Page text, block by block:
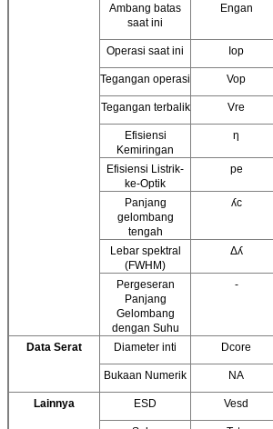
Ambang batas
saat ini
Engan
Operasi saat ini Iop
Tegangan operasi Vop
Tegangan terbalik Vre
Efisiensi
Kemiringan
η
Efisiensi Listrik-
ke-Optik
pe
Panjang
gelombang
tengah
ʎc
Lebar spektral
(FWHM)
Δʎ
Pergeseran
Panjang
Gelombang
dengan Suhu
-
Data Serat Diameter inti Dcore
Bukaan Numerik NA
Lainnya ESD Vesd